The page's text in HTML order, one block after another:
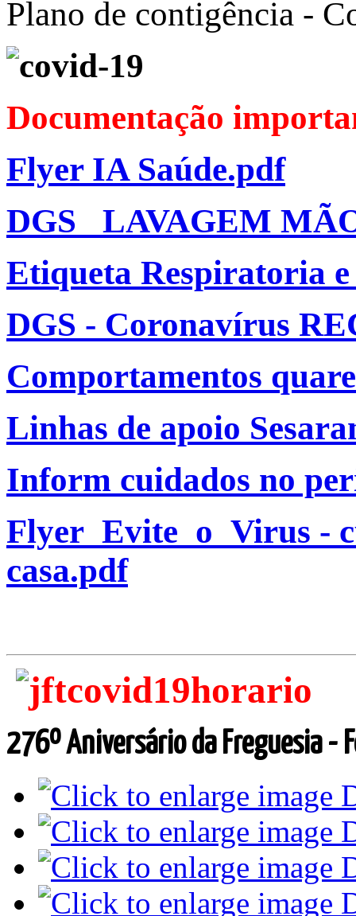
Plano de contigência -
Documentação
Flyer IA Saúde.pdf
DGS LAVAGEM
Etiqueta Respiratoria
DGS - Coronavírus
Comportamentos
Linhas de apoio
Inform cuidados no
Flyer_Evite_o_Virus -
casa.pdf
276ºAniversário da Freguesia -